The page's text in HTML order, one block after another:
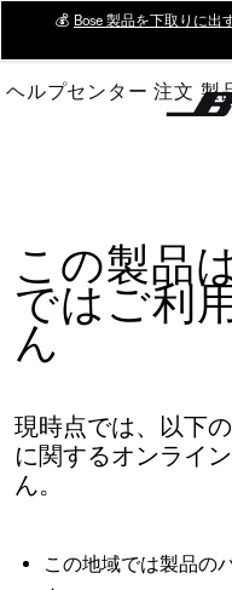
Main
💰 Bose 製品を下取りに
ヘルプセンター 注文 製
この製品
ではご利
ん
現時点では、以下
に関するオンライ
ん。
この地域では製品の